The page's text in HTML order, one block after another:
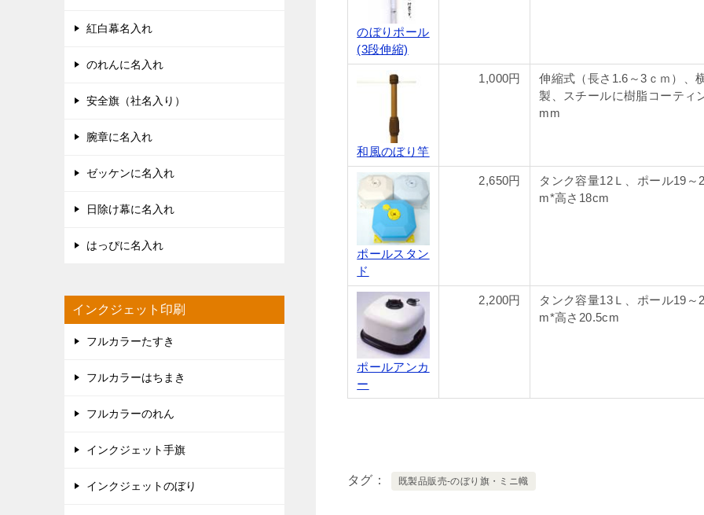
のぼりポール
(3段伸縮)
和風のぼり竿
1,000円
伸縮式（長さ1.6～3ｃｍ）、
製、スチールに樹脂コーティ
mm
ポールスタン
ド
2,650円
タンク容量12Ｌ、ポール19
m*高さ18cm
ポールアンカ
ー
2,200円
タンク容量13Ｌ、ポール19
m*高さ20.5cm
タグ 既製品販売-のぼり旗・ミニ幟
紅白幕名入れ
のれんに名入れ
安全旗（社名入り）
腕章に名入れ
ゼッケンに名入れ
日除け幕に名入れ
はっぴに名入れ
インクジェット印刷
フルカラーたすき
フルカラーはちまき
フルカラーのれん
インクジェット手旗
インクジェットのぼり